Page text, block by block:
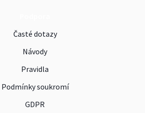
Časté dotazy
Návody
Pravidla
Podmínky soukromí
GDPR